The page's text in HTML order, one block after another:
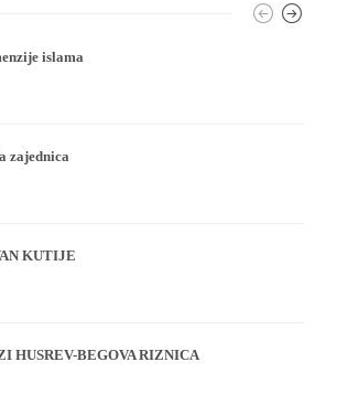
islama
zajednica
KUTIJE
HUSREV-BEGOVA RIZNICA